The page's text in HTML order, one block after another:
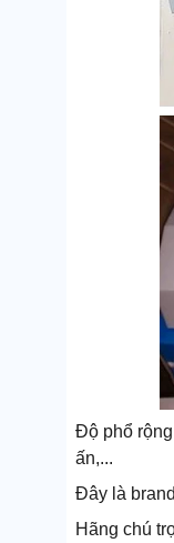
Độ phổ
ấn,...
Đây là
Hãng chú